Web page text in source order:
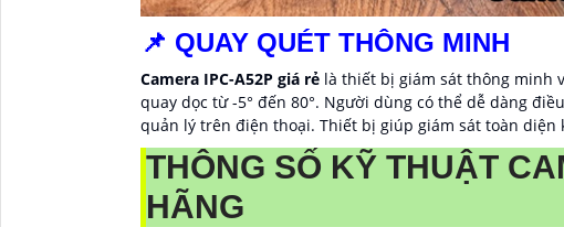
📌 QUAY QUÉT THÔNG MINH
Camera IPC-A52P giá rẻ là thiết bị giám sát thông minh
quay dọc từ -5° đến 80°. Người dùng có thể dễ dàng
quản lý trên điện thoại. Thiết bị giúp giám sát toàn diện
THÔNG SỐ KỸ THUẬT
HÃNG